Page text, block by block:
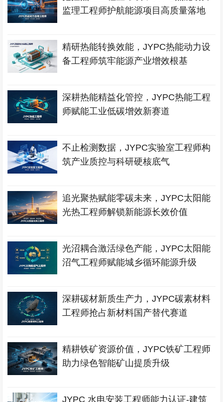
监理工程师护航能源项目高质量落地
精研热能转换效能，JYPC热能动力设
备工程师筑牢能源产业增效根基
深耕热能精益化管控，JYPC热能工程
师赋能工业低碳增效新赛道
不止检测数据，JYPC实验室工程师构
筑产业质控与科研硬核底气
追光聚热赋能零碳未来，JYPC太阳能
光热工程师解锁新能源长效价值
光沼耦合激活绿色产能，JYPC太阳能
沼气工程师赋能城乡循环能源升级
深耕碳材新质生产力，JYPC碳素材料
工程师抢占新材料国产替代赛道
精耕铁矿资源价值，JYPC铁矿工程师
助力绿色智能矿山提质升级
JYPC 水电安装工程师能力认证-建筑